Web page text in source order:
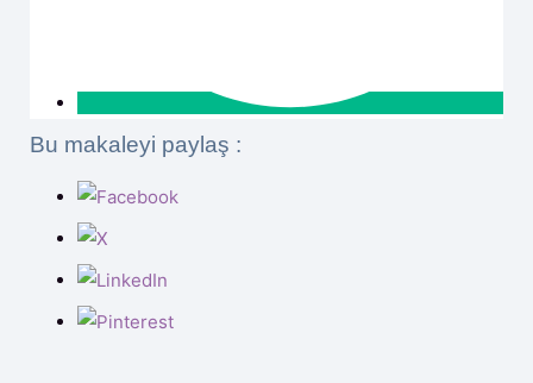
Bu makaleyi paylaş :